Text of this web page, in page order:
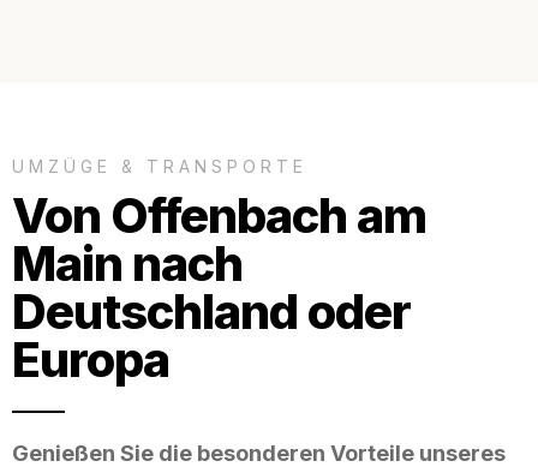
UMZÜGE & TRANSPORTE
Von Offenbach am
Main nach
Deutschland oder
Europa
Genießen Sie die besonderen Vorteile unseres